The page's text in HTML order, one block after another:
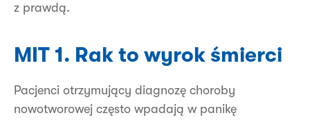
z prawdą.
MIT 1. Rak to wyrok śmierci
Pacjenci otrzymujący diagnozę choroby
nowotworowej często wpadają w panikę